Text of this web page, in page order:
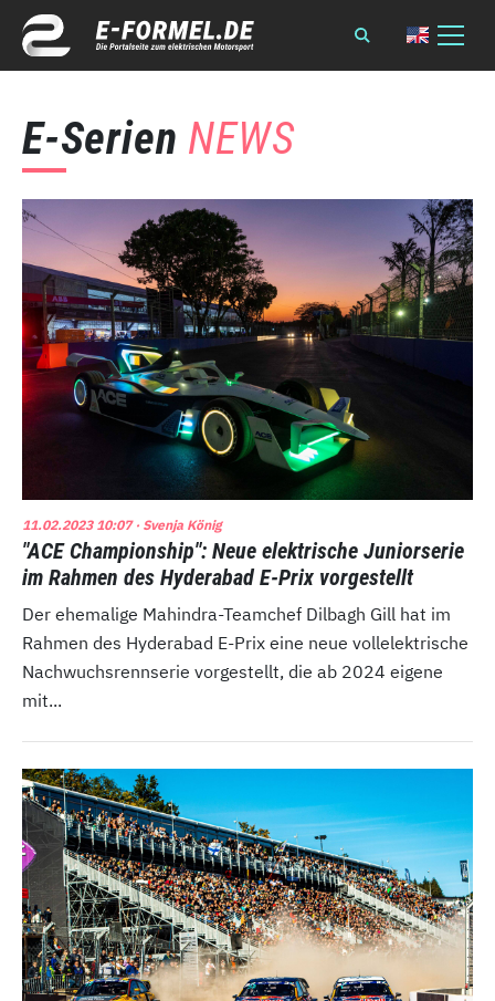
E-Serien NEWS
11.02.2023 10:07· Svenja König
"ACE Championship": Neue elektrische Juniorserie
im Rahmen des Hyderabad E-Prix vorgestellt
Der ehemalige Mahindra-Teamchef Dilbagh Gill hat im
Rahmen des Hyderabad E-Prix eine neue vollelektrische
Nachwuchsrennserie vorgestellt, die ab 2024 eigene
mit...